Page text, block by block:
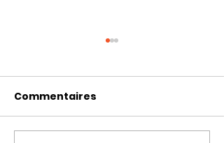
Commentaires